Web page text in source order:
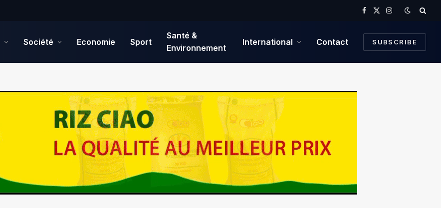
Facebook
X
Instagram
Société Economie Sport
Santé &
Environnement
International Contact SUBSCRIBE